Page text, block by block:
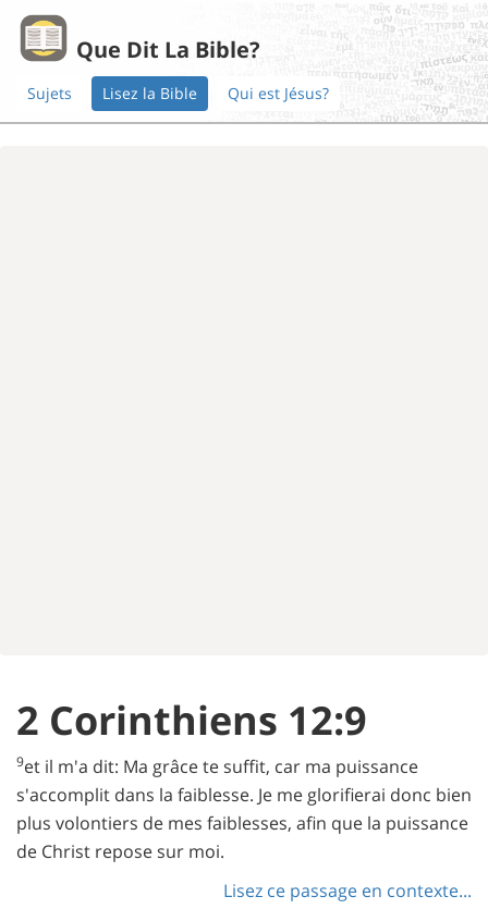
Que Dit La Bible?
Sujets Lisez la Bible Qui est Jésus?
2 Corinthiens 12:9
9et il m'a dit: Ma grâce te suffit, car ma puissance
s'accomplit dans la faiblesse. Je me glorifierai donc bien
plus volontiers de mes faiblesses, afin que la puissance
de Christ repose sur moi.
Lisez ce passage en contexte...